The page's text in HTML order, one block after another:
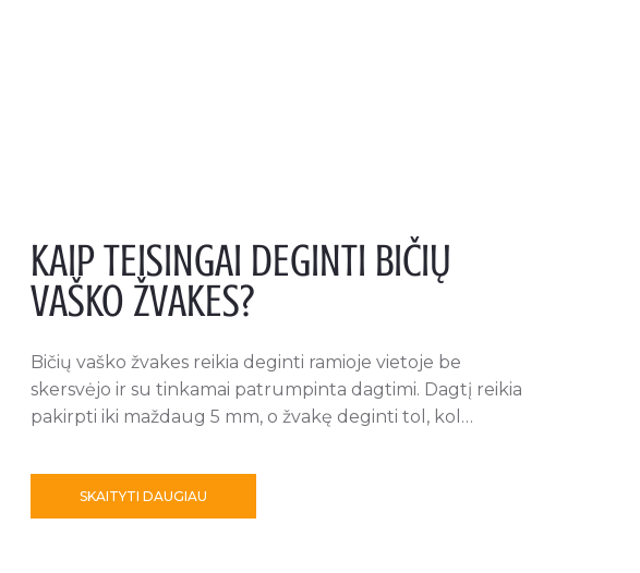
KAIP TEISINGAI DEGINTI BIČIŲ
VAŠKO ŽVAKES?
Bičių vaško žvakes reikia deginti ramioje vietoje be
skersvėjo ir su tinkamai patrumpinta dagtimi. Dagtį reikia
pakirpti iki maždaug 5 mm, o žvakę deginti tol, kol…
SKAITYTI DAUGIAU